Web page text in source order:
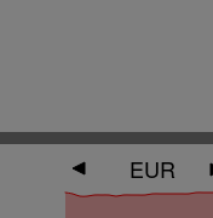
EUR